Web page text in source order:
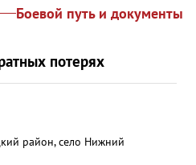
Боевой путь и документы
потерях
район, село Нижний